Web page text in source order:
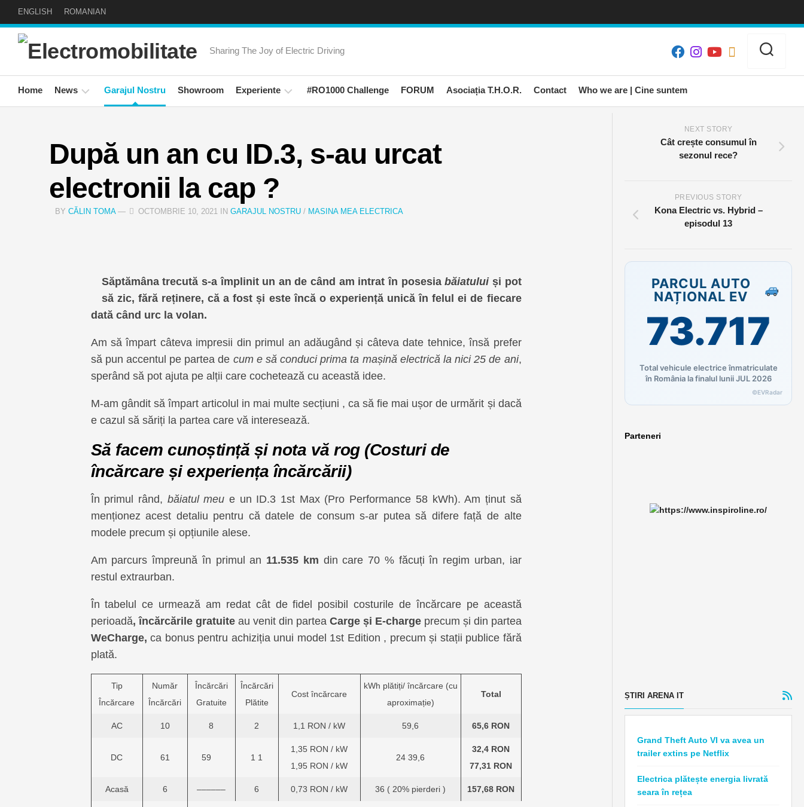
content
ENGLISH ROMANIAN
Sharing The Joy of Electric Driving
Home News
Social
News
Newsletter
Garajul Nostru Showroom Experiente
RoadTrips!
Invitati
Speciali
#RO1000 Challenge FORUM Asociația T.H.O.R. Contact Who we are | Cine suntem
După un an cu ID.3, s-au urcat
electronii la cap ?
BY CĂLIN TOMA— OCTOMBRIE 10, 2021 IN GARAJUL NOSTRU/ MASINA MEA ELECTRICA
Săptămâna trecută s-a împlinit un an de când am intrat în posesiabăiatuluiși pot
să zic, fără reținere, că a fost și este încă o experiență unică în felul ei de fiecare
dată când urc la volan.
Am să împart câteva impresii din primul an adăugând și câteva date tehnice, însă prefer
să pun accentul pe partea de cum e să conduci prima ta mașină electrică la nici 25 de ani,
sperând să pot ajuta pe alții care cochetează cu această idee.
M-am gândit să împart articolul in mai multe secțiuni , ca să fie mai ușor de urmărit și dacă
e cazul să săriți la partea care vă interesează.
Să facem cunoștință și nota vă rog (Costuri de
încărcare și experiența încărcării)
În primul rând, băiatul meue un ID.3 1st Max (Pro Performance 58 kWh). Am ținut să
menționez acest detaliu pentru că datele de consum s-ar putea să difere față de alte
modele precum și opțiunile alese.
Am parcurs împreună în primul an 11.535 km din care 70 % făcuți în regim urban, iar
restul extraurban.
În tabelul ce urmează am redat cât de fidel posibil costurile de încărcare pe această
perioadă, încărcările gratuite au venit din partea Carge și E-chargeprecum și din partea
WeCharge,ca bonus pentru achiziția unui model 1st Edition , precum și stații publice fără
plată.
Tip
Încărcare
Număr
Încărcări
Încărcări
Gratuite
Încărcări
Plătite
Cost încărcare
kWh plătiți/ încărcare (cu
aproximație)
Total
AC 10 8 2 1,1 RON / kW 59,6 65,6 RON
DC 61 59 1 1
1,35 RON / kW
1,95 RON / kW
24 39,6
32,4 RON
77,31 RON
Acasă 6 –––––– 6 0,73 RON / kW 36 ( 20% pierderi ) 157,68 RON
NEXT STORY
Cât crește consumul în
sezonul rece?
PREVIOUS STORY
Kona Electric vs. Hybrid –
episodul 13
PARCUL AUTO
NAȚIONAL EV
73.717
Total vehicule electrice înmatriculate
în România la finalul lunii JUL 2026
©EVRadar
Parteneri
ȘTIRI ARENA IT
Grand Theft Auto VI va avea un
trailer extins pe Netflix
Electrica plătește energia livrată
seara în rețea